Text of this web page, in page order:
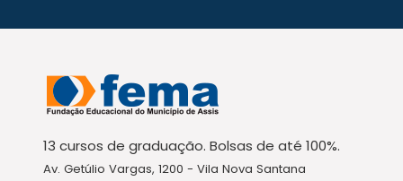
13 cursos de graduação. Bolsas de até 100%.
Av. Getúlio Vargas, 1200 - Vila Nova Santana